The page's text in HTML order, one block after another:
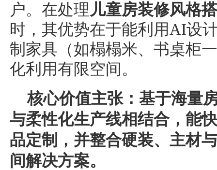
户。在处理 儿童房装修风格
时，其优势在于能利用AI设
制家具（如榻榻米、书桌柜
化利用有限空间。
核心价值主张：基于海量
与柔性化生产线相结合，能
品定制，并整合硬装、主材
间解决方案。